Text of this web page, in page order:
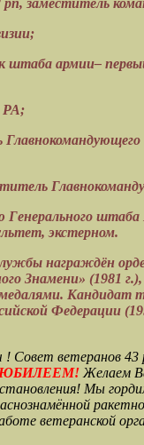
штаба армии–
РА;
Генерального
экстерном.
награждён
Знамени» (1981
Кандидат
Федерации
Совет ветеранов 43
ЮБИЛЕЕМ! Желаем
Мы
ветеранской